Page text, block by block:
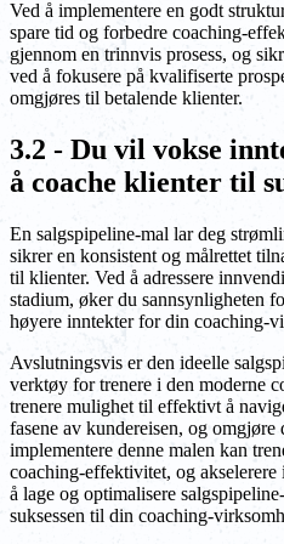
Ved å implementere en godt
spare tid og forbedre coaching-
gjennom en trinnvis prosess, og
ved å fokusere på kvalifiserte
omgjøres til betalende klienter.
3.2 - Du vil vokse
å coache klienter til
En salgspipeline-mal lar deg
sikrer en konsistent og målrettet
til klienter. Ved å adressere
stadium, øker du sannsynligheten
høyere inntekter for din coaching-
Avslutningsvis er den ideelle
verktøy for trenere i den moderne
trenere mulighet til effektivt å
fasene av kundereisen, og
implementere denne malen kan
coaching-effektivitet, og
å lage og optimalisere
suksessen til din coaching-